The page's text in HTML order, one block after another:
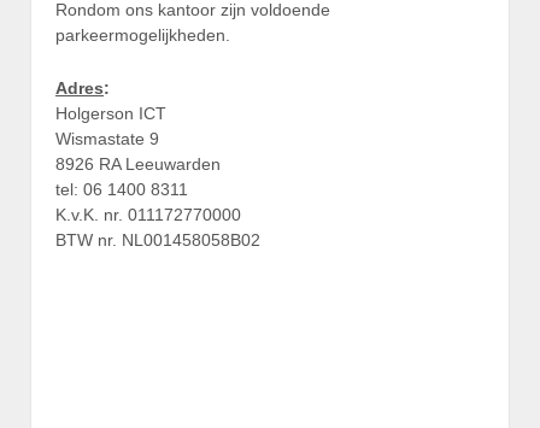
Rondom ons kantoor zijn voldoende
parkeermogelijkheden.
Adres:
Holgerson ICT
Wismastate 9
8926 RA Leeuwarden
tel: 06 1400 8311
K.v.K. nr. 011172770000
BTW nr. NL001458058B02